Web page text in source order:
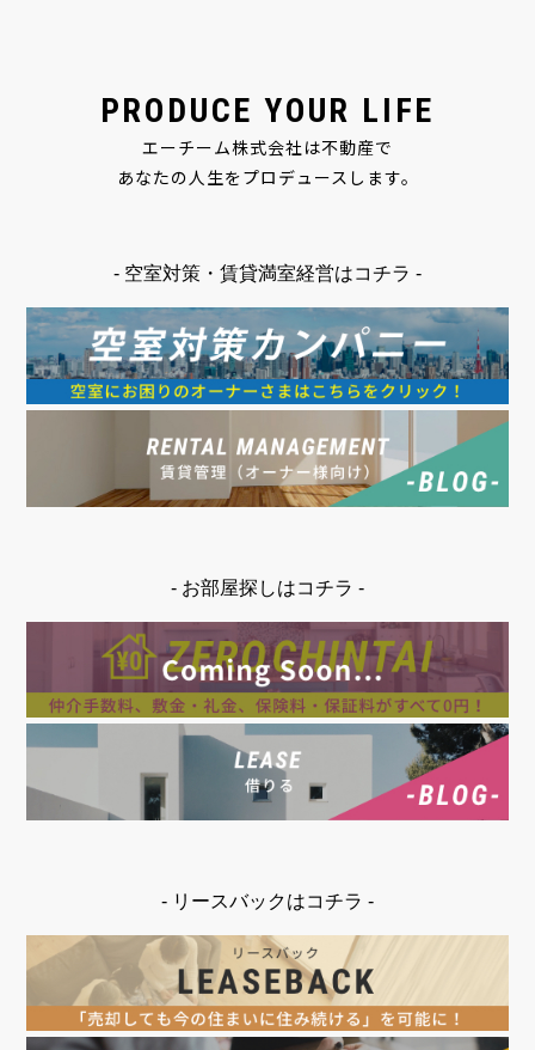
PRODUCE YOUR LIFE
エーチーム株式会社は不動産で
あなたの人生をプロデュースします。
- 空室対策・賃貸満室経営はコチラ -
- お部屋探しはコチラ -
- リースバックはコチラ -